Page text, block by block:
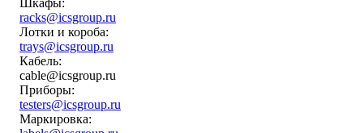
racks@icsgroup.ru
Лотки и короба:
trays@icsgroup.ru
Кабель:
cable@icsgroup.ru
Приборы:
testers@icsgroup.ru
Маркировка: